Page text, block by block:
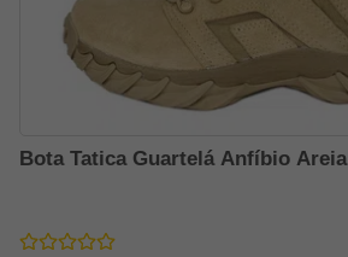
Bota Tatica Guartelá Anfíbio Areia